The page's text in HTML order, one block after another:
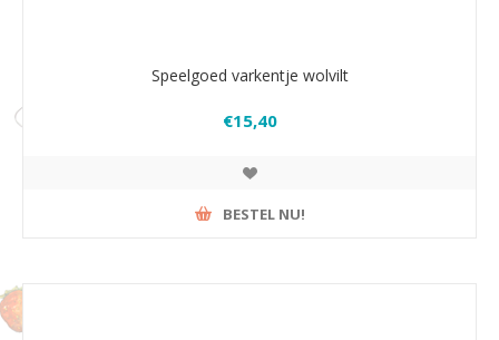
Speelgoed varkentje wolvilt
€15,40
BESTEL NU!